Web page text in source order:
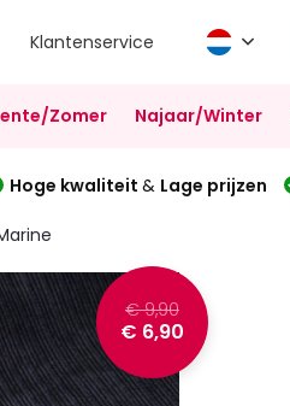
Klantenservice
Zomer Najaar/Winter
Hoge kwaliteit & Lage prijzen
€ 9,90
€ 6,90